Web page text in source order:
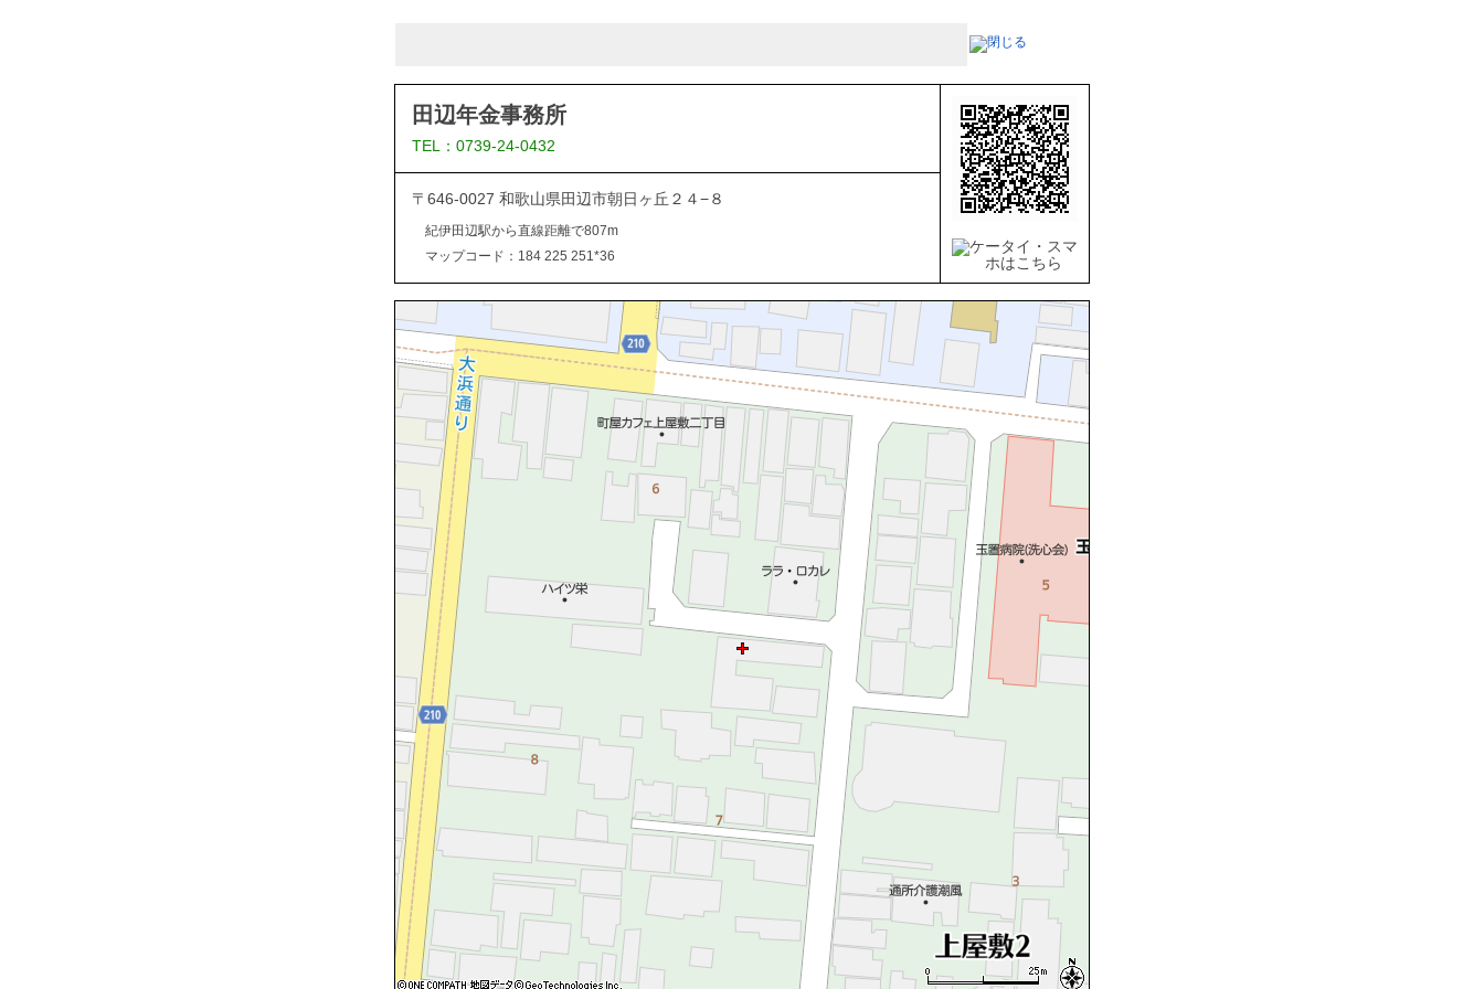
田辺年金事務所
TEL：0739-24-0432
〒646-0027 和歌山県田辺市朝日ヶ丘２４−８
紀伊田辺駅から直線距離で807m
マップコード：184 225 251*36